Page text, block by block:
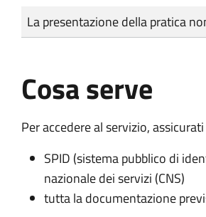
Tipo di pagamento
Importo
La presentazione della pratica
Cosa serve
Per accedere al servizio,
SPID (sistema pubblico di
nazionale dei servizi (CNS)
tutta la documentazione